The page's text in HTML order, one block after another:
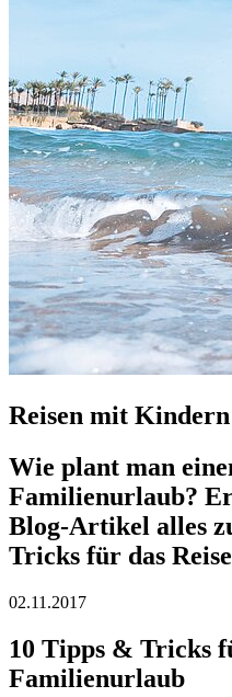
Reisen mit Kindern
Wie plant man
Familienurlaub?
Blog-Artikel alles
Tricks für das
02.11.2017
10 Tipps & Tricks
Familienurlaub